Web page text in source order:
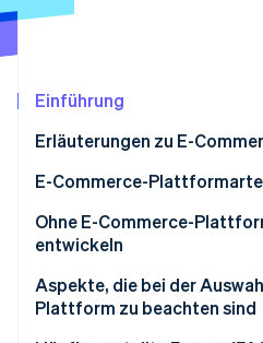
Climate
CO₂-Entnahme
Identity
Stripe-Sessions
Erfahren Sie, wie
Einführung
Erläuterungen zu E-
E-Commerce-
E-Commerce-
Instant-E-Commerce
Ohne E-Commerce-
entwickeln
Aspekte, die bei der
Plattform zu beachten sind